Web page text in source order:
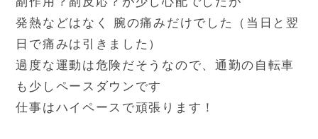
発熱などはなく 腕の痛みだけでした（当日と翌
日で痛みは引きました）
過度な運動は危険だそうなので、通勤の自転車
も少しペースダウンです
仕事はハイペースで頑張ります！